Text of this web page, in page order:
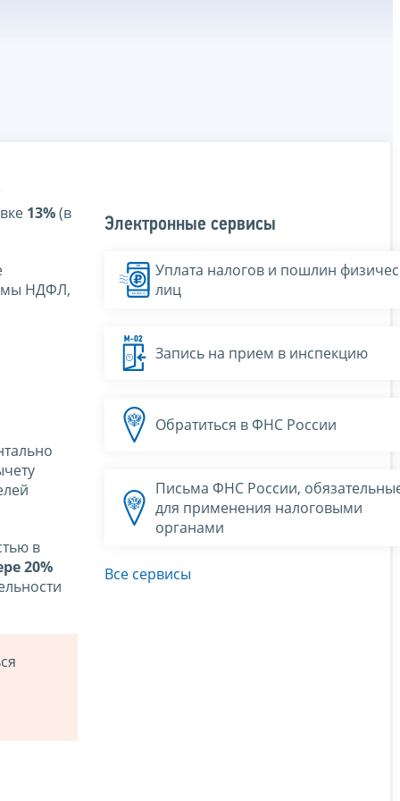
13%(в
НДФЛ,
в
20%
Электронные сервисы
Уплата налогов и пошлин
лиц
Запись на прием в инспекцию
Обратиться в ФНС России
Письма ФНС России,
для применения налоговыми
органами
Все сервисы